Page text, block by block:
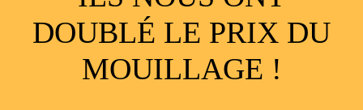
DOUBLÉ LE PRIX DU
MOUILLAGE !